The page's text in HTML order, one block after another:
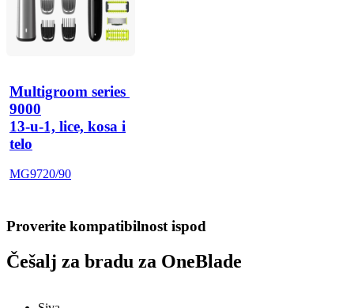
Multigroom series
9000
13-u-1, lice, kosa i
telo
MG9720/90
Proverite kompatibilnost ispod
Češalj za bradu za OneBlade